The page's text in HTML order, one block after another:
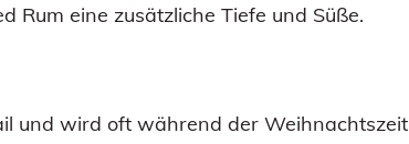
Rum eine zusätzliche Tiefe und Süße.
und wird oft während der Weihnachtszeit